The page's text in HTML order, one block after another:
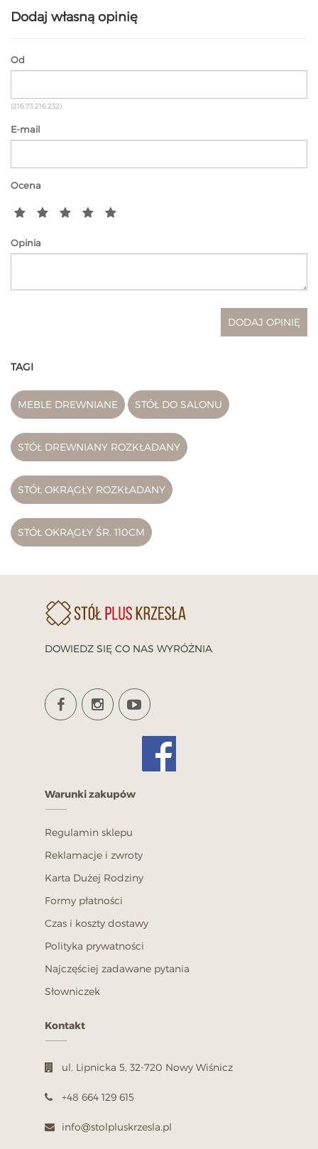
Dodaj własną opinię
Od
(216.73.216.232)
E-mail
Ocena
Opinia
TAGI
MEBLE DREWNIANE STÓŁ DO SALONU
STÓŁ DREWNIANY ROZKŁADANY
STÓŁ OKRĄGŁY ROZKŁADANY
STÓŁ OKRĄGŁY ŚR. 110CM
DOWIEDZ SIĘ CO NAS WYRÓŻNIA
Warunki zakupów
Regulamin sklepu
Reklamacje i zwroty
Karta Dużej Rodziny
Formy płatności
Czas i koszty dostawy
Polityka prywatności
Najczęściej zadawane pytania
Słowniczek
Kontakt
ul. Lipnicka 5, 32-720 Nowy Wiśnicz
+48 664 129 615
info@stolpluskrzesla.pl